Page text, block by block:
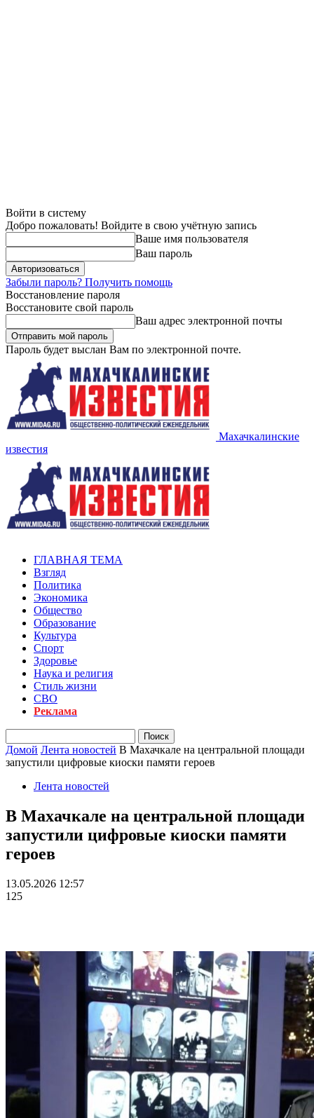
Войти в систему
Добро пожаловать! Войдите в свою учётную запись
Ваше имя пользователя
Ваш пароль
Забыли пароль? Получить помощь
Восстановление пароля
Восстановите свой пароль
Ваш адрес электронной почты
Пароль будет выслан Вам по электронной почте.
Махачкалинские
известия
ГЛАВНАЯ ТЕМА
Взгляд
Политика
Экономика
Общество
Образование
Культура
Спорт
Здоровье
Наука и религия
Стиль жизни
СВО
Реклама
Домой Лента новостей В Махачкале на центральной площади
запустили цифровые киоски памяти героев
Лента новостей
В Махачкале на центральной площади
запустили цифровые киоски памяти
героев
13.05.2026 12:57
125